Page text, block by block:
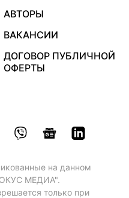
АВТОРЫ
ВАКАНСИИ
ДОГОВОР ПУБЛИЧНОЙ
ОФЕРТЫ
на данном
МЕДИА".
только при